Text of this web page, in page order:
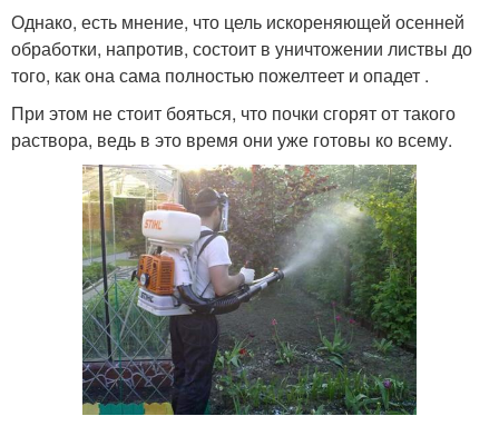
Однако, есть мнение, что цель искореняющей осенней
обработки, напротив, состоит в уничтожении листвы до
того, как она сама полностью пожелтеет и опадет .
При этом не стоит бояться, что почки сгорят от такого
раствора, ведь в это время они уже готовы ко всему.